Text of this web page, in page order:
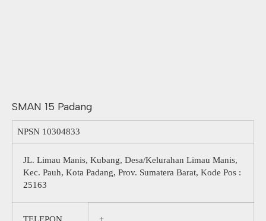
SMAN 15 Padang
NPSN 10304833
JL. Limau Manis, Kubang, Desa/Kelurahan Limau Manis,
Kec. Pauh, Kota Padang, Prov. Sumatera Barat, Kode Pos :
25163